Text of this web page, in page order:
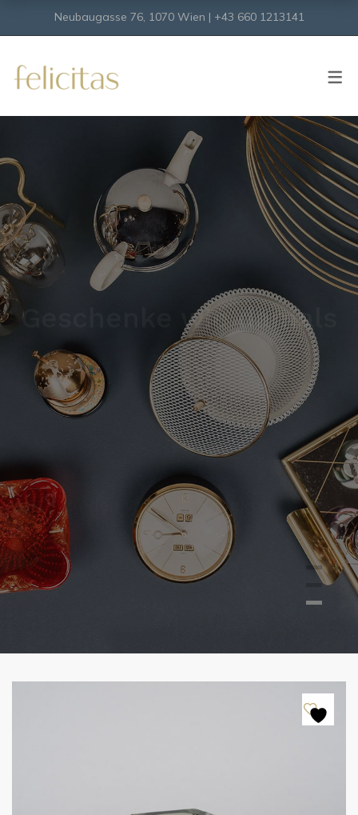
Neubaugasse 76, 1070 Wien | +43 660 1213141
Geschenke wie damals
Midcentury Design & Qualität
zu den Vintage Produkten +